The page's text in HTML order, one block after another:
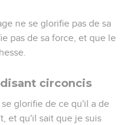
ne se glorifie pas de sa
pas de sa force, et que le
circoncis
glorifie de ce qu'il a de
et qu'il sait que je suis